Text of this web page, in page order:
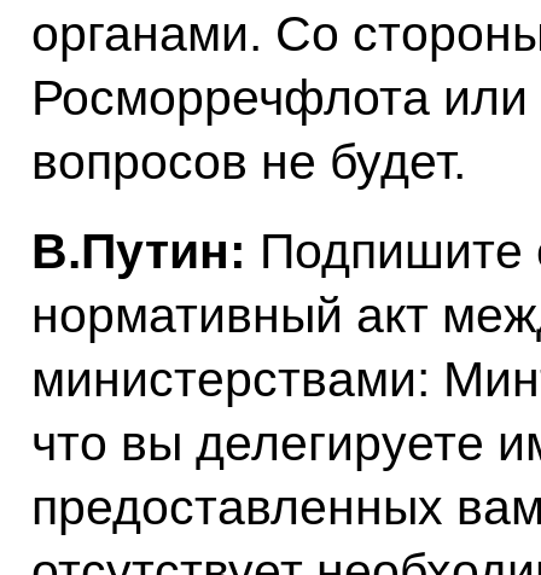
органами. Со
Росморречфлота или
вопросов не будет.
В.Путин: Подпишите
нормативный акт
министерствами:
что вы делегируете
предоставленных